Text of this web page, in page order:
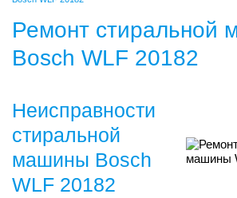
Ремонт стиральной
Bosch WLF 20182
Неисправности
стиральной
машины Bosch
WLF 20182